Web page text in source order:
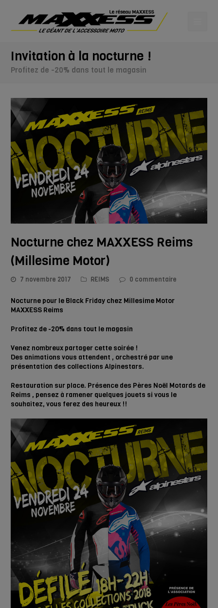
Invitation à la nocturne !
Profitez de -20% dans tout le magasin
Nocturne chez MAXXESS Reims
(Millesime Motor)
7 novembre 2017 REIMS 0 commentaire
Nocturne pour le Black Friday chez Millesime Motor
MAXXESS Reims
Profitez de -20% dans tout le magasin
Venez nombreux partager cette soirée !
Des animations vous attendent , orchestré par une
présentation des collections Alpinestars.
Restauration sur place. Présence des Pères Noël Motards de
Reims , pensez à ramener quelques jouets si vous le
souhaitez, vous ferez des heureux !!